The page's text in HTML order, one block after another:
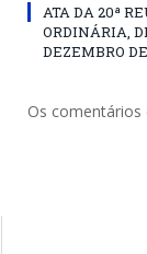
ATA DA 20ª
ORDINÁRIA,
DEZEMBRO
Os comentários